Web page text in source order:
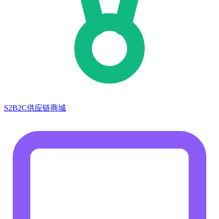
S2B2C供应链商城